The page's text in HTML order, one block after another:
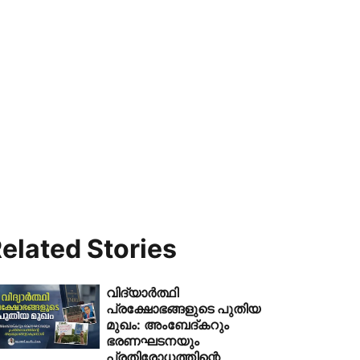
Stories
വിദ്യാർത്ഥി
പ്രക്ഷോഭങ്ങളുടെ പുതിയ
മുഖം: അംബേദ്കറും
ഭരണഘടനയും
പ്രതിരോധത്തിന്റെ